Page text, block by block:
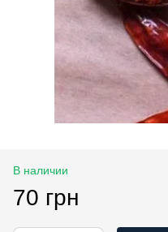
В наличии
70 грн